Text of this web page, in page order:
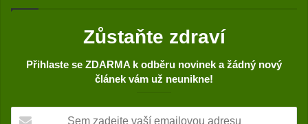
Zůstaňte zdraví
Přihlaste se ZDARMA k odběru novinek a žádný nový
článek vám už neunikne!